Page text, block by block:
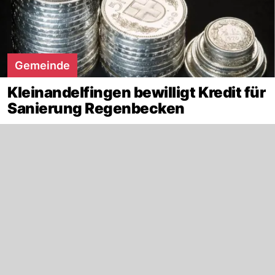
Gemeinde
Kleinandelfingen bewilligt Kredit für
Sanierung Regenbecken